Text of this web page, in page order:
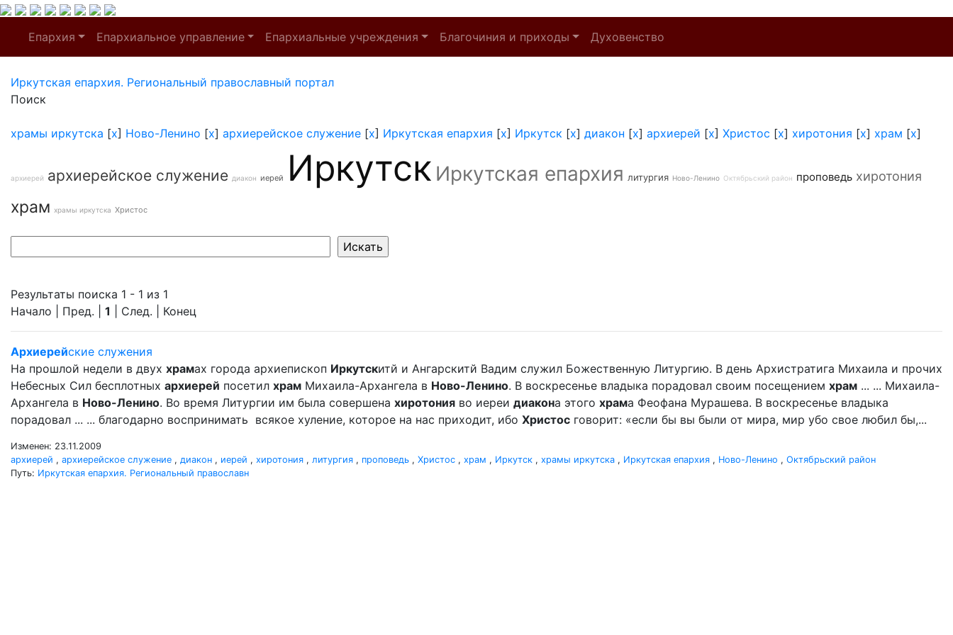
Епархия Епархиальное управление Епархиальные учреждения Благочиния и приходы Духовенство
Иркутская епархия. Региональный православный портал
Поиск
храмы иркутска [x] Ново-Ленино [x] архиерейское служение [x] Иркутская епархия [x] Иркутск [x] диакон [x] архиерей [x] Христос [x] хиротония [x] храм [x]
архиерей архиерейское служение диакон иерей Иркутск Иркутская епархия литургия Ново-Ленино Октябрьский район проповедь хиротония
храм храмы иркутска Христос
Результаты поиска 1 - 1 из 1
Начало | Пред. | 1 | След. | Конец
Архиерейские служения
На прошлой недели в двух храмах города архиепископ Иркутскитй и Ангарскитй Вадим служил Божественную Литургию. В день Архистратига Михаила и прочих
Небесных Сил бесплотных архиерей посетил храм Михаила-Архангела в Ново-Ленино. В воскресенье владыка порадовал своим посещением храм ... ... Михаила-
Архангела в Ново-Ленино. Во время Литургии им была совершена хиротония во иереи диакона этого храма Феофана Мурашева. В воскресенье владыка
порадовал ... ... благодарно воспринимать всякое хуление, которое на нас приходит, ибо Христос говорит: «если бы вы были от мира, мир убо свое любил бы,...
Изменен: 23.11.2009
архиерей , архиерейское служение , диакон , иерей , хиротония , литургия , проповедь , Христос , храм , Иркутск , храмы иркутска , Иркутская епархия , Ново-Ленино , Октябрьский район
Путь: Иркутская епархия. Региональный православн